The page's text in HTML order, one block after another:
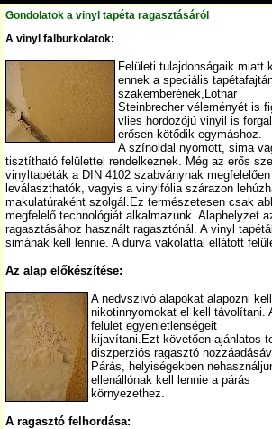
Gondolatok a vinyl tapéta ragasztásáról
A vinyl falburkolatok:
Felületi tulajdonságaik miatt
ennek a speciális
szakemberének,Lothar
Steinbrecher véleményét is
vlies hordozójú vinyil is
erősen kötődik egymáshoz.
A színoldal nyomott, sima
tisztítható felülettel rendelkeznek. Még az erős
vinyltapéták a DIN 4102 szabványnak
leválaszthatók, vagyis a vinylfólia szárazon
makulatúraként szolgál.Ez természetesen csak
megfelelő technológiát alkalmazunk. Alaphelyzet
ragasztásához használt ragasztónál. A vinyl
simának kell lennie. A durva vakolattal ellátott
Az alap előkészítése:
A nedvszívó alapokat alapozni
nikotinnyomokat el kell távolítani.
felület egyenletlenségeit
kijavítani.Ezt követően ajánlatos
diszperziós ragasztó
Párás, helyiségekben
ellenállónak kell lennie a párás
környezethez.
A ragasztó felhordása: